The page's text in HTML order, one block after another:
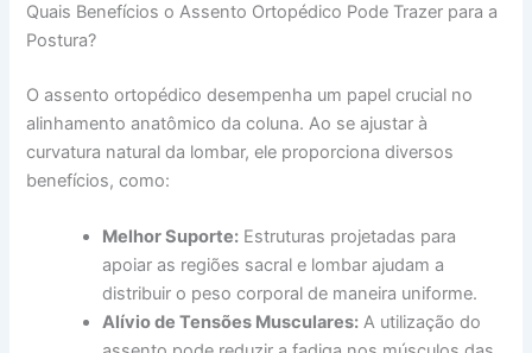
Quais Benefícios o Assento Ortopédico Pode Trazer para a
Postura?
O assento ortopédico desempenha um papel crucial no
alinhamento anatômico da coluna. Ao se ajustar à
curvatura natural da lombar, ele proporciona diversos
benefícios, como:
Melhor Suporte: Estruturas projetadas para
apoiar as regiões sacral e lombar ajudam a
distribuir o peso corporal de maneira uniforme.
Alívio de Tensões Musculares: A utilização do